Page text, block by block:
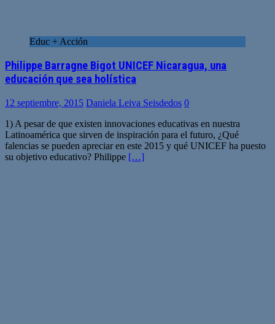
Educ + Acción
Philippe Barragne Bigot UNICEF Nicaragua, una
educación que sea holística
12 septiembre, 2015 Daniela Leiva Seisdedos 0
1) A pesar de que existen innovaciones educativas en nuestra
Latinoamérica que sirven de inspiración para el futuro, ¿Qué
falencias se pueden apreciar en este 2015 y qué UNICEF ha puesto
su objetivo educativo? Philippe […]